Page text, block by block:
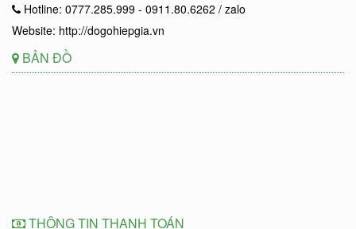
Hotline: 0777.285.999 - 0911.80.6262 / zalo
Website: http://dogohiepgia.vn
BẢN ĐỒ
THÔNG TIN THANH TOÁN